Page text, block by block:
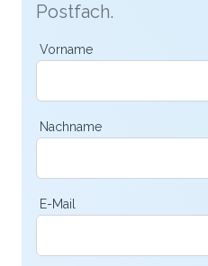
Postfach.
Vorname
Nachname
E-Mail